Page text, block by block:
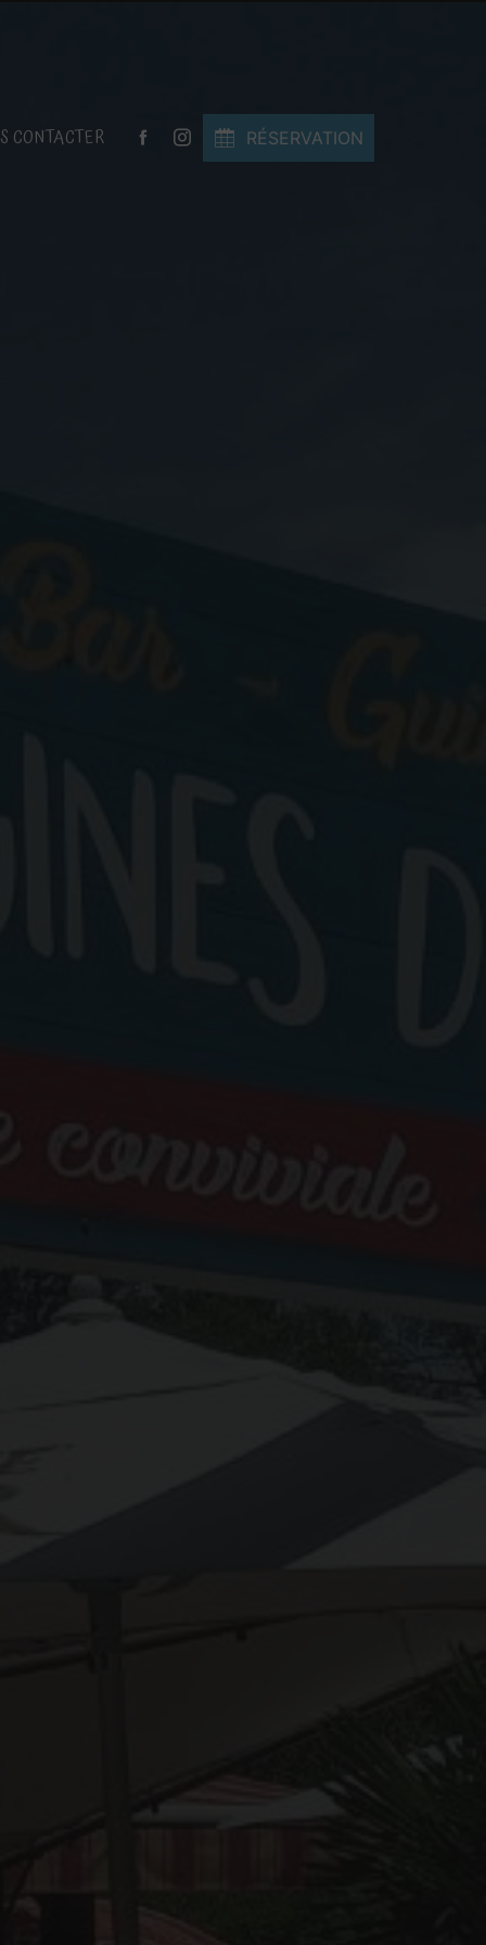
CONTACTER RÉSERVATION